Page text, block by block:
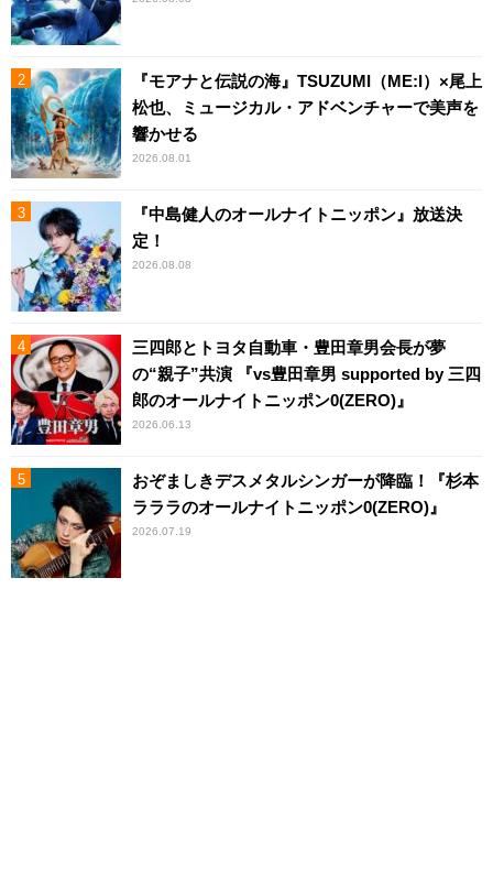
『モアナと伝説の海』TSUZUMI（ME:I）×尾上
松也、ミュージカル・アドベンチャーで美声を
響かせる
2026.08.01
『中島健人のオールナイトニッポン』放送決
定！
2026.08.08
三四郎とトヨタ自動車・豊田章男会長が夢
の“親子”共演 『vs豊田章男 supported by 三四
郎のオールナイトニッポン0(ZERO)』
2026.06.13
おぞましきデスメタルシンガーが降臨！『杉本
ラララのオールナイトニッポン0(ZERO)』
2026.07.19